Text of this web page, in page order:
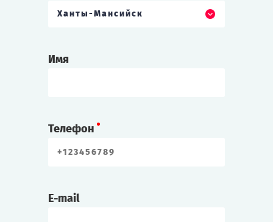
Ханты-Мансийск
Имя
Телефон
E-mail